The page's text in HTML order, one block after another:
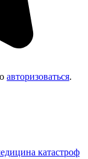
авторизоваться.
катастроф